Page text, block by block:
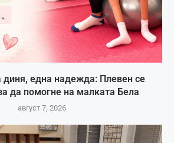
една надежда: Плевен се
да помогне на малката Бела
август 7, 2026